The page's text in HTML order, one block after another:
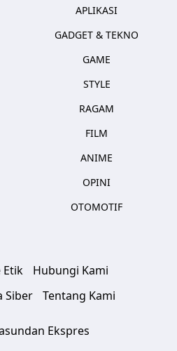
APLIKASI
GADGET & TEKNO
GAME
STYLE
RAGAM
FILM
ANIME
OPINI
OTOMOTIF
Etik
Hubungi Kami
Siber
Tentang Kami
Ekspres